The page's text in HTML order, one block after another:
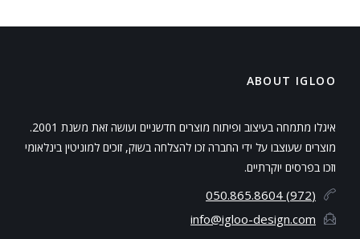
ABOUT IGLOO
איגלו מתמחה בעיצוב ופיתוח מוצרים חדשניים ועושה זאת משנת 2001.
מוצרים שעוצבו על ידי החברה זכו להצלחה בשוק, זוכים למוניטין בינלאומי
וזכו בפרסים יוקרתיים.
(972) 050.865.8604
info@igloo-design.com